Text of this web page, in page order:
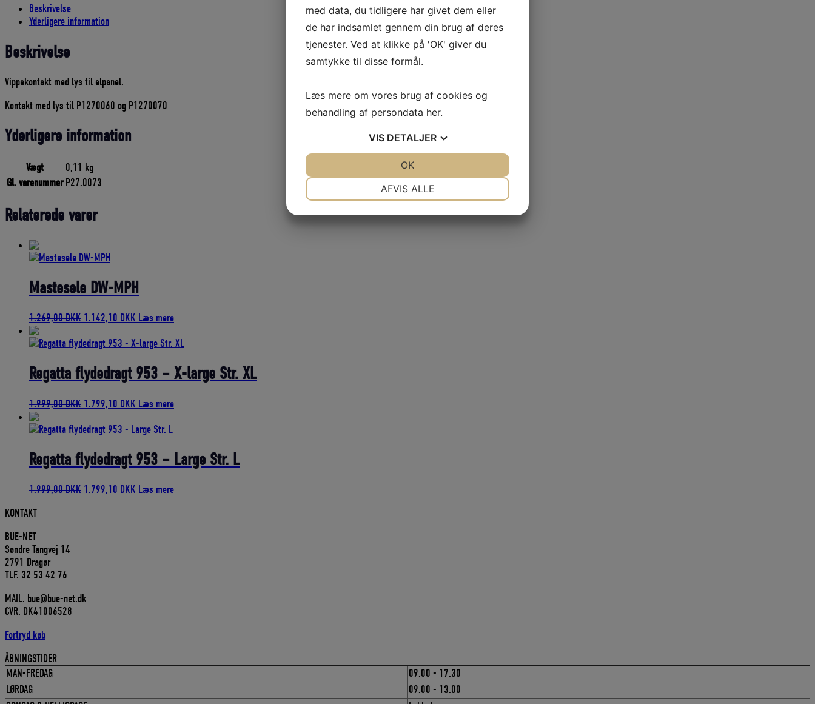
Beskrivelse
Yderligere information
Beskrivelse
Vippekontakt med lys til elpanel.
Kontakt med lys til P1270060 og P1270070
Yderligere information
Vægt
0,11 kg
Gl. varenummer P27.0073
Relaterede varer
Mastesele DW-MPH
1.269,00DKK Den
pris
1.269,00 DKK.
1.142,10 DKK Den
pris
1.142,10 DKK.
Læs mere
Regatta flydedragt 953 – X-large Str. XL
1.999,00DKK Den
pris
1.999,00 DKK.
1.799,10 DKK Den
pris
1.799,10 DKK.
Læs mere
Regatta flydedragt 953 – Large Str. L
1.999,00DKK Den
1.799,10 DKK Den
Læs mere
KONTAKT
BUE-NET
Søndre Tangvej 14
2791 Dragør
TLF. 32 53 42 76
MAIL. bue@bue-net.dk
CVR. DK41006528
Fortryd køb
ÅBNINGSTIDER
MAN-FREDAG
09.00 - 17.30
LØRDAG
09.00 - 13.00
med data, du tidligere har givet dem eller
de har indsamlet gennem din brug af deres
tjenester. Ved at klikke på 'OK' giver du
samtykke til disse formål.
Læs mere om vores brug af cookies og
behandling af persondata her.
VIS DETALJER
AFVIS ALLE
OK